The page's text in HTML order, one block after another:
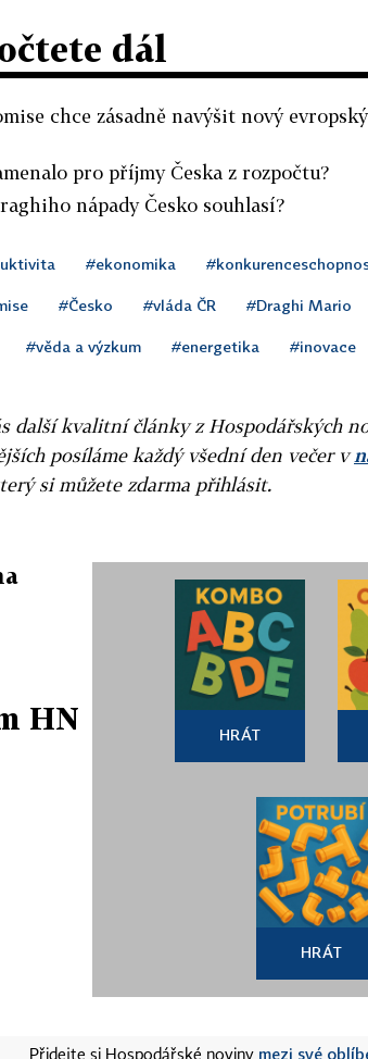
dál
chce zásadně navýšit nový
pro příjmy Česka z rozpočtu?
nápady Česko souhlasí?
#ekonomika
#Česko #vláda ČR #Draghi Mario
#věda a výzkum #energetika #inovace
další kvalitní články z Hospodářských
posíláme každý všední den večer v
si můžete zdarma přihlásit.
HN
HRÁT
HRÁT
Přidejte si Hospodářské noviny mezi své